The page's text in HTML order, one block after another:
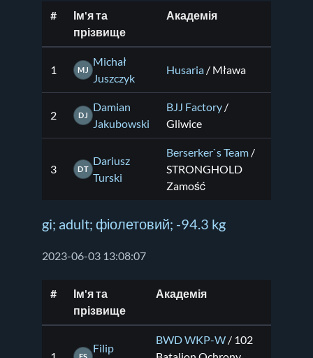
#
Ім'я та
прізвище
Академія
1 MJ
Michał
Juszczyk
Husaria / Mława
2 DJ
Damian
Jakubowski
BJJ Factory /
Gliwice
3 DT
Dariusz
Turski
Berserker`s Team /
STRONGHOLD
Zamość
gi; adult; фіолетовий; -94.3 kg
2023-06-03 13:08:07
#
Ім'я та
прізвище
Академія
Filip
BWD WKP-W / 102